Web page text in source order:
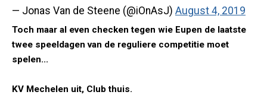
— Jonas Van de Steene (@iOnAsJ) August 4, 2019
Toch maar al even checken tegen wie Eupen de laatste
twee speeldagen van de reguliere competitie moet
spelen...
KV Mechelen uit, Club thuis.